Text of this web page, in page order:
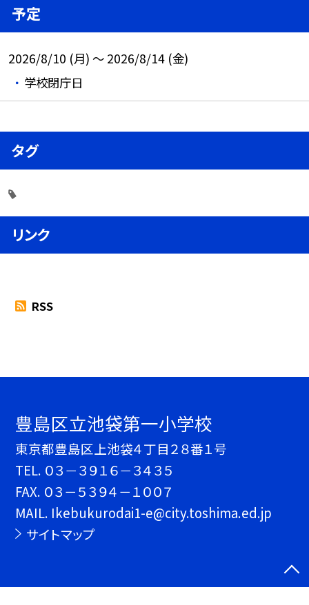
予定
2026/8/10 (月) ～ 2026/8/14 (金)
学校閉庁日
タグ
リンク
RSS
豊島区立池袋第一小学校
東京都豊島区上池袋４丁目２８番１号
TEL. ０３－３９１６－３４３５
FAX. ０３－５３９４－１００７
MAIL. Ikebukurodai1-e@city.toshima.ed.jp
サイトマップ